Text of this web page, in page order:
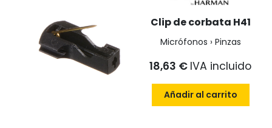
Clip de corbata H41
Micrófonos › Pinzas
18,63 € IVA incluido
Añadir al carrito